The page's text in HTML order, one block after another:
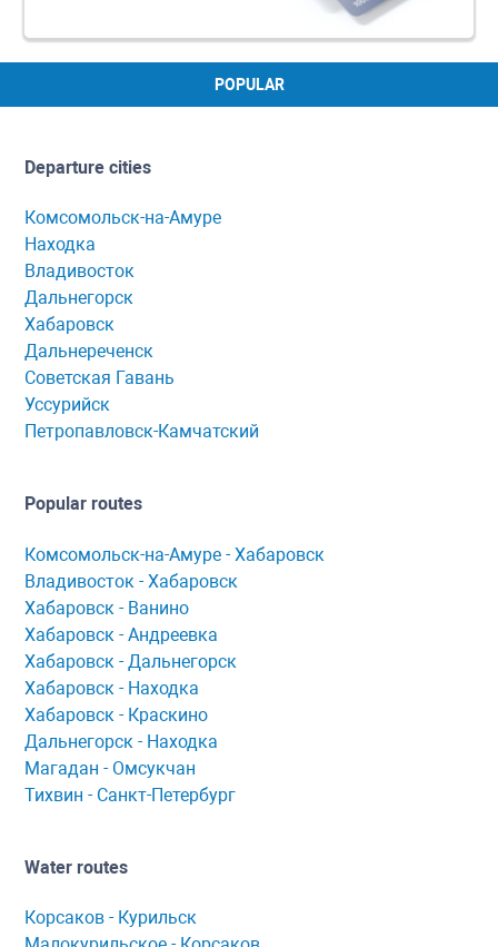
POPULAR
Departure cities
Комсомольск-на-Амуре
Находка
Владивосток
Дальнегорск
Хабаровск
Дальнереченск
Советская Гавань
Уссурийск
Петропавловск-Камчатский
Popular routes
Комсомольск-нa-Амуре - Хaбaровск
Владивосток - Хабаровск
Хaбaровск - Ванино
Хабаровск - Андреевка
Хабаровск - Дальнегорск
Хабаровск - Находка
Хабаровск - Краскино
Дальнегорск - Находка
Мaгaдaн - Омсукчaн
Тихвин - Сaнкт-Петербург
Water routes
Корсaков - Курильск